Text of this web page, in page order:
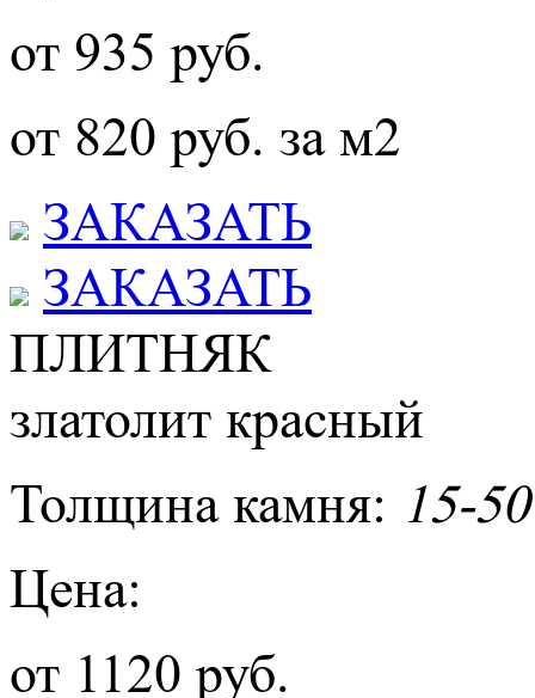
от 935 руб.
от 820 руб. за м2
ЗАКАЗАТЬ
ЗАКАЗАТЬ
ПЛИТНЯК
златолит красный
Толщина камня: 15-
Цена:
от 1120 руб.